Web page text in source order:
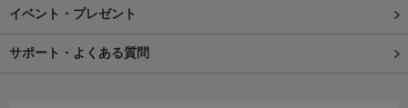
イベント・プレゼント
サポート・よくある質問